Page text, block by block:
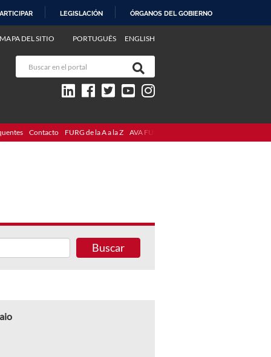
LEGISLACIÓN ÓRGANOS DEL GOBIERNO
PORTUGUÊS ENGLISH
MAPA DEL SITIO
Contacto FURG de la A a la Z AVA FURG
Buscar